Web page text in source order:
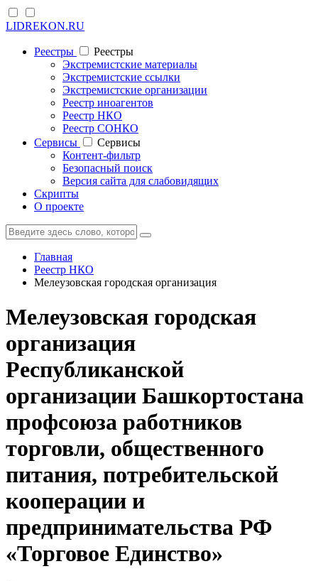
LIDREKON.RU
Реестры
Реестры
Экстремистские материалы
Экстремистские ссылки
Экстремистские организации
Реестр иноагентов
Реестр НКО
Реестр СОНКО
Cервисы
Cервисы
Контент-фильтр
Безопасный поиск
Версия сайта для слабовидящих
Скрипты
О проекте
Главная
Реестр НКО
Мелеузовская городская организация
Мелеузовская городская
организация
Республиканской
организации Башкортостана
профсоюза работников
торговли, общественного
питания, потребительской
кооперации и
предпринимательства РФ
«Торговое Единство»